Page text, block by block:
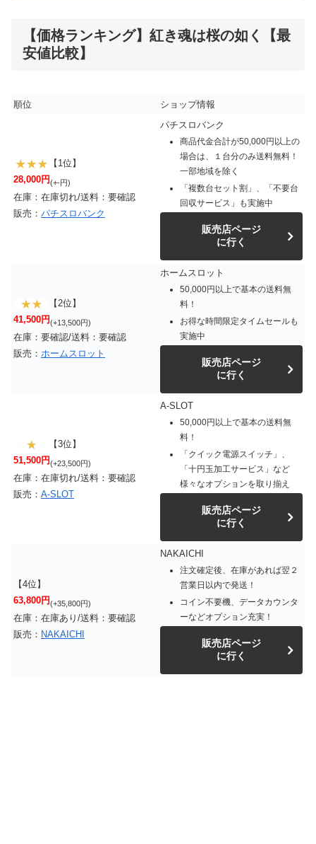
【価格ランキング】紅き魂は桜の如く【最
安値比較】
順位 ショップ情報
【1位】
28,000円(+-円)
在庫：在庫切れ/送料：要確認
販売： パチスロバンク
パチスロバンク
商品代金合計が50,000円以上の
場合は、１台分のみ送料無料！
一部地域を除く
「複数台セット割」、「不要台
回収サービス」も実施中
販売店ページ
に行く
【2位】
41,500円(+13,500円)
在庫：要確認/送料：要確認
販売： ホームスロット
ホームスロット
50,000円以上で基本の送料無
料！
お得な時間限定タイムセールも
実施中
販売店ページ
に行く
【3位】
51,500円(+23,500円)
在庫：在庫切れ/送料：要確認
販売： A-SLOT
A-SLOT
50,000円以上で基本の送料無
料！
「クイック電源スイッチ」、
「十円玉加工サービス」など
様々なオプションを取り揃え
販売店ページ
に行く
【4位】
63,800円(+35,800円)
在庫：在庫あり/送料：要確認
販売： NAKAICHI
NAKAICHI
注文確定後、在庫があれば翌２
営業日以内で発送！
コイン不要機、データカウンタ
ーなどオプション充実！
販売店ページ
に行く